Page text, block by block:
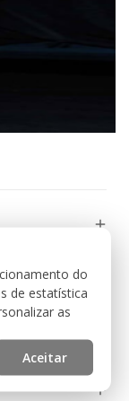


do
de estatística
as
Aceitar